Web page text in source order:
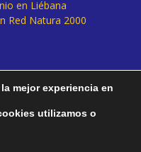
en Liébana
Red Natura 2000
mejor experiencia en
utilizamos o